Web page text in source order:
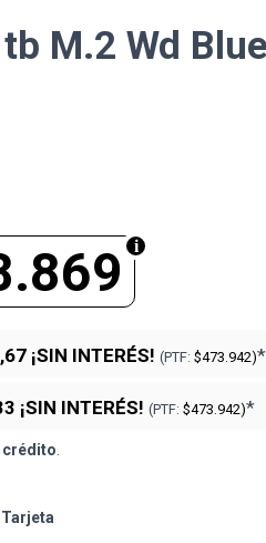
M.2 Wd
¡SIN INTERÉS! (PTF: $473.942)*
¡SIN INTERÉS! (PTF: $473.942)*
crédito